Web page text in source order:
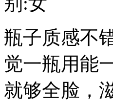
瓶子质感不
觉一瓶用能
就够全脸，